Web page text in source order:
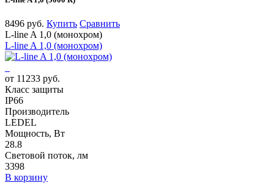
8496 руб. Купить Сравнить
L-line A 1,0 (монохром)
L-line A 1,0 (монохром)
от 11233 руб.
Класс защиты
IP66
Производитель
LEDEL
Мощность, Вт
28.8
Световой поток, лм
3398
В корзину